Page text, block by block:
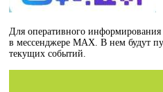
Для оперативного
в мессенджере МАХ. В нем будут
текущих событий.